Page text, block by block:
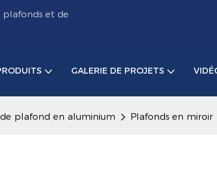
plafonds et de
GALERIE DE PROJETS
plafond en aluminium Plafonds en miroir